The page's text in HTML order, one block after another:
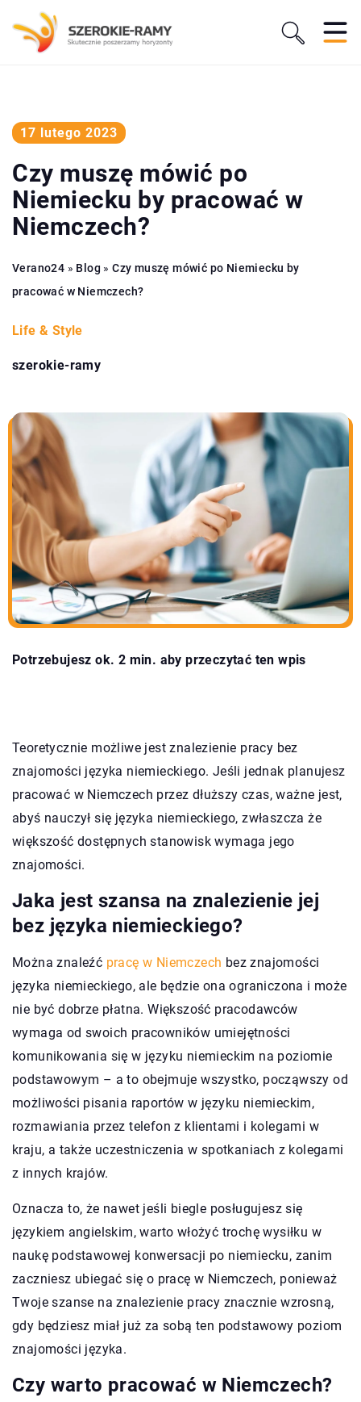
17 lutego 2023
Czy muszę mówić po
Niemiecku by pracować w
Niemczech?
Verano24 » Blog »Czy muszę mówić po Niemiecku by
pracować w Niemczech?
Life & Style
szerokie-ramy
Potrzebujesz ok. 2 min. aby przeczytać ten wpis
Teoretycznie możliwe jest znalezienie pracy bez
znajomości języka niemieckiego. Jeśli jednak planujesz
pracować w Niemczech przez dłuższy czas, ważne jest,
abyś nauczył się języka niemieckiego, zwłaszcza że
większość dostępnych stanowisk wymaga jego
znajomości.
Jaka jest szansa na znalezienie jej
bez języka niemieckiego?
Można znaleźć pracę w Niemczech bez znajomości
języka niemieckiego, ale będzie ona ograniczona i może
nie być dobrze płatna. Większość pracodawców
wymaga od swoich pracowników umiejętności
komunikowania się w języku niemieckim na poziomie
podstawowym – a to obejmuje wszystko, począwszy od
możliwości pisania raportów w języku niemieckim,
rozmawiania przez telefon z klientami i kolegami w
kraju, a także uczestniczenia w spotkaniach z kolegami
z innych krajów.
Oznacza to, że nawet jeśli biegle posługujesz się
językiem angielskim, warto włożyć trochę wysiłku w
naukę podstawowej konwersacji po niemiecku, zanim
zaczniesz ubiegać się o pracę w Niemczech, ponieważ
Twoje szanse na znalezienie pracy znacznie wzrosną,
gdy będziesz miał już za sobą ten podstawowy poziom
znajomości języka.
Czy warto pracować w Niemczech?